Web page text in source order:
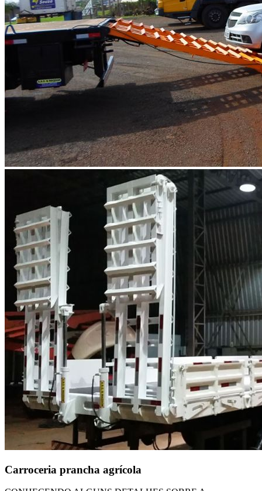
Carroceria prancha agrícola